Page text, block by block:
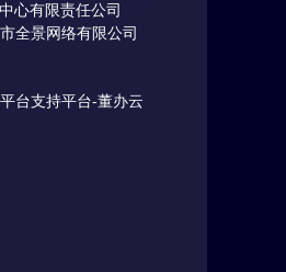
心有限责任公司
全景网络有限公司
台支持平台-董办云